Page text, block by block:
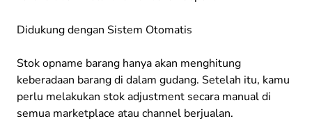
Didukung dengan Sistem Otomatis
Stok opname barang hanya akan menghitung
keberadaan barang di dalam gudang. Setelah itu, kamu
perlu melakukan stok adjustment secara manual di
semua marketplace atau channel berjualan.